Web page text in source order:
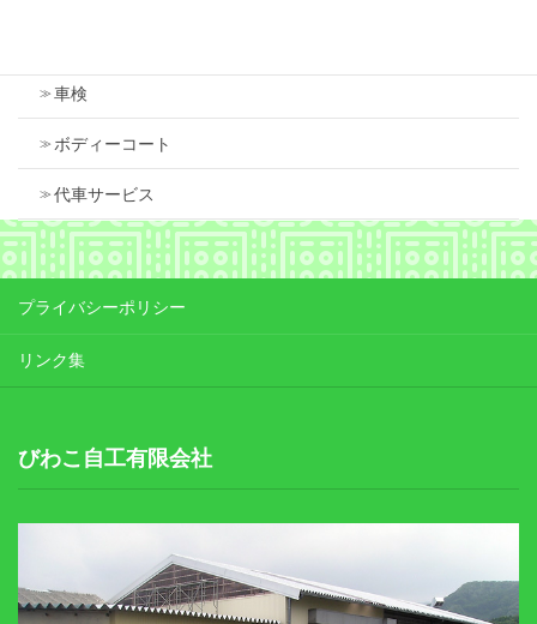
車検
ボディーコート
代車サービス
プライバシーポリシー
リンク集
びわこ自工有限会社